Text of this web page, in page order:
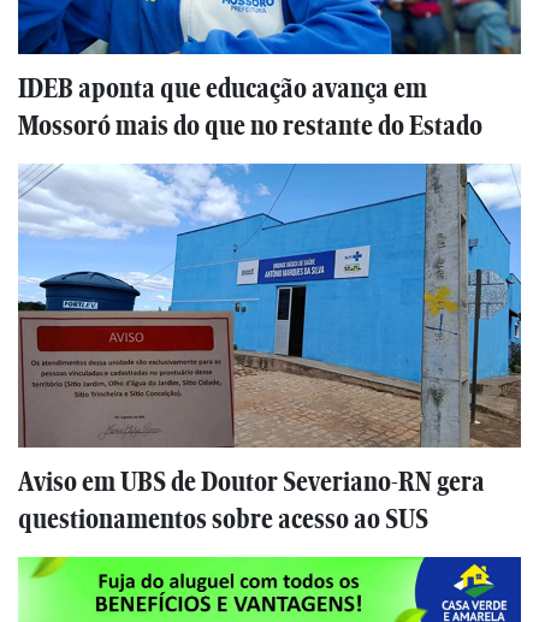
IDEB aponta que educação avança em
Mossoró mais do que no restante do Estado
Aviso em UBS de Doutor Severiano-RN gera
questionamentos sobre acesso ao SUS